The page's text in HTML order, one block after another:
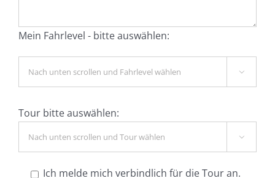
Mein Fahrlevel - bitte auswählen:

Tour bitte auswählen:

Ich melde mich verbindlich für die Tour an.